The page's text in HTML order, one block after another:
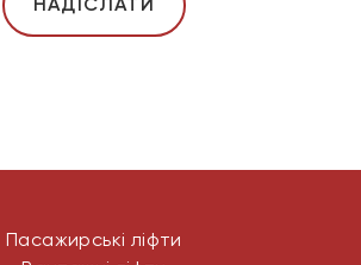
Пасажирські ліфти